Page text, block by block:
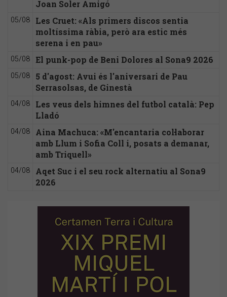
Joan Soler Amigó
05/08
Les Cruet: «Als primers discos sentia
moltíssima ràbia, però ara estic més
serena i en pau»
05/08 El punk-pop de Beni Dolores al Sona9 2026
05/08
5 d'agost: Avui és l'aniversari de Pau
Serrasolsas, de Ginestà
04/08
Les veus dels himnes del futbol català: Pep
Lladó
04/08
Aina Machuca: «M'encantaria col·laborar
amb Llum i Sofia Coll i, posats a demanar,
amb Triquell»
04/08
Aqet Suc i el seu rock alternatiu al Sona9
2026